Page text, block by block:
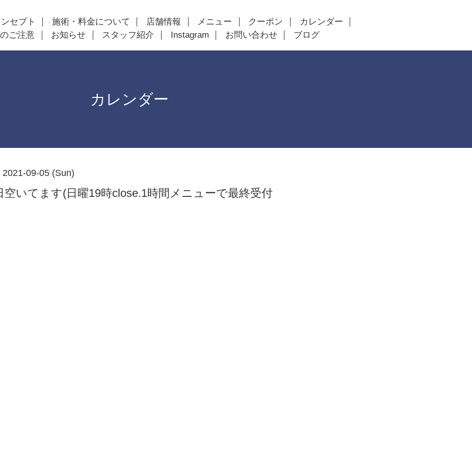
セプト 施術・料金について 店舗情報 メニュー クーポン
カレンダー
ご注意
お知らせ スタッフ紹介 Instagram お問い合わせ ブログ
カレンダー
2021-09-05 (Sun)
空いてます(日曜19時close.1時間メニューで最終受付